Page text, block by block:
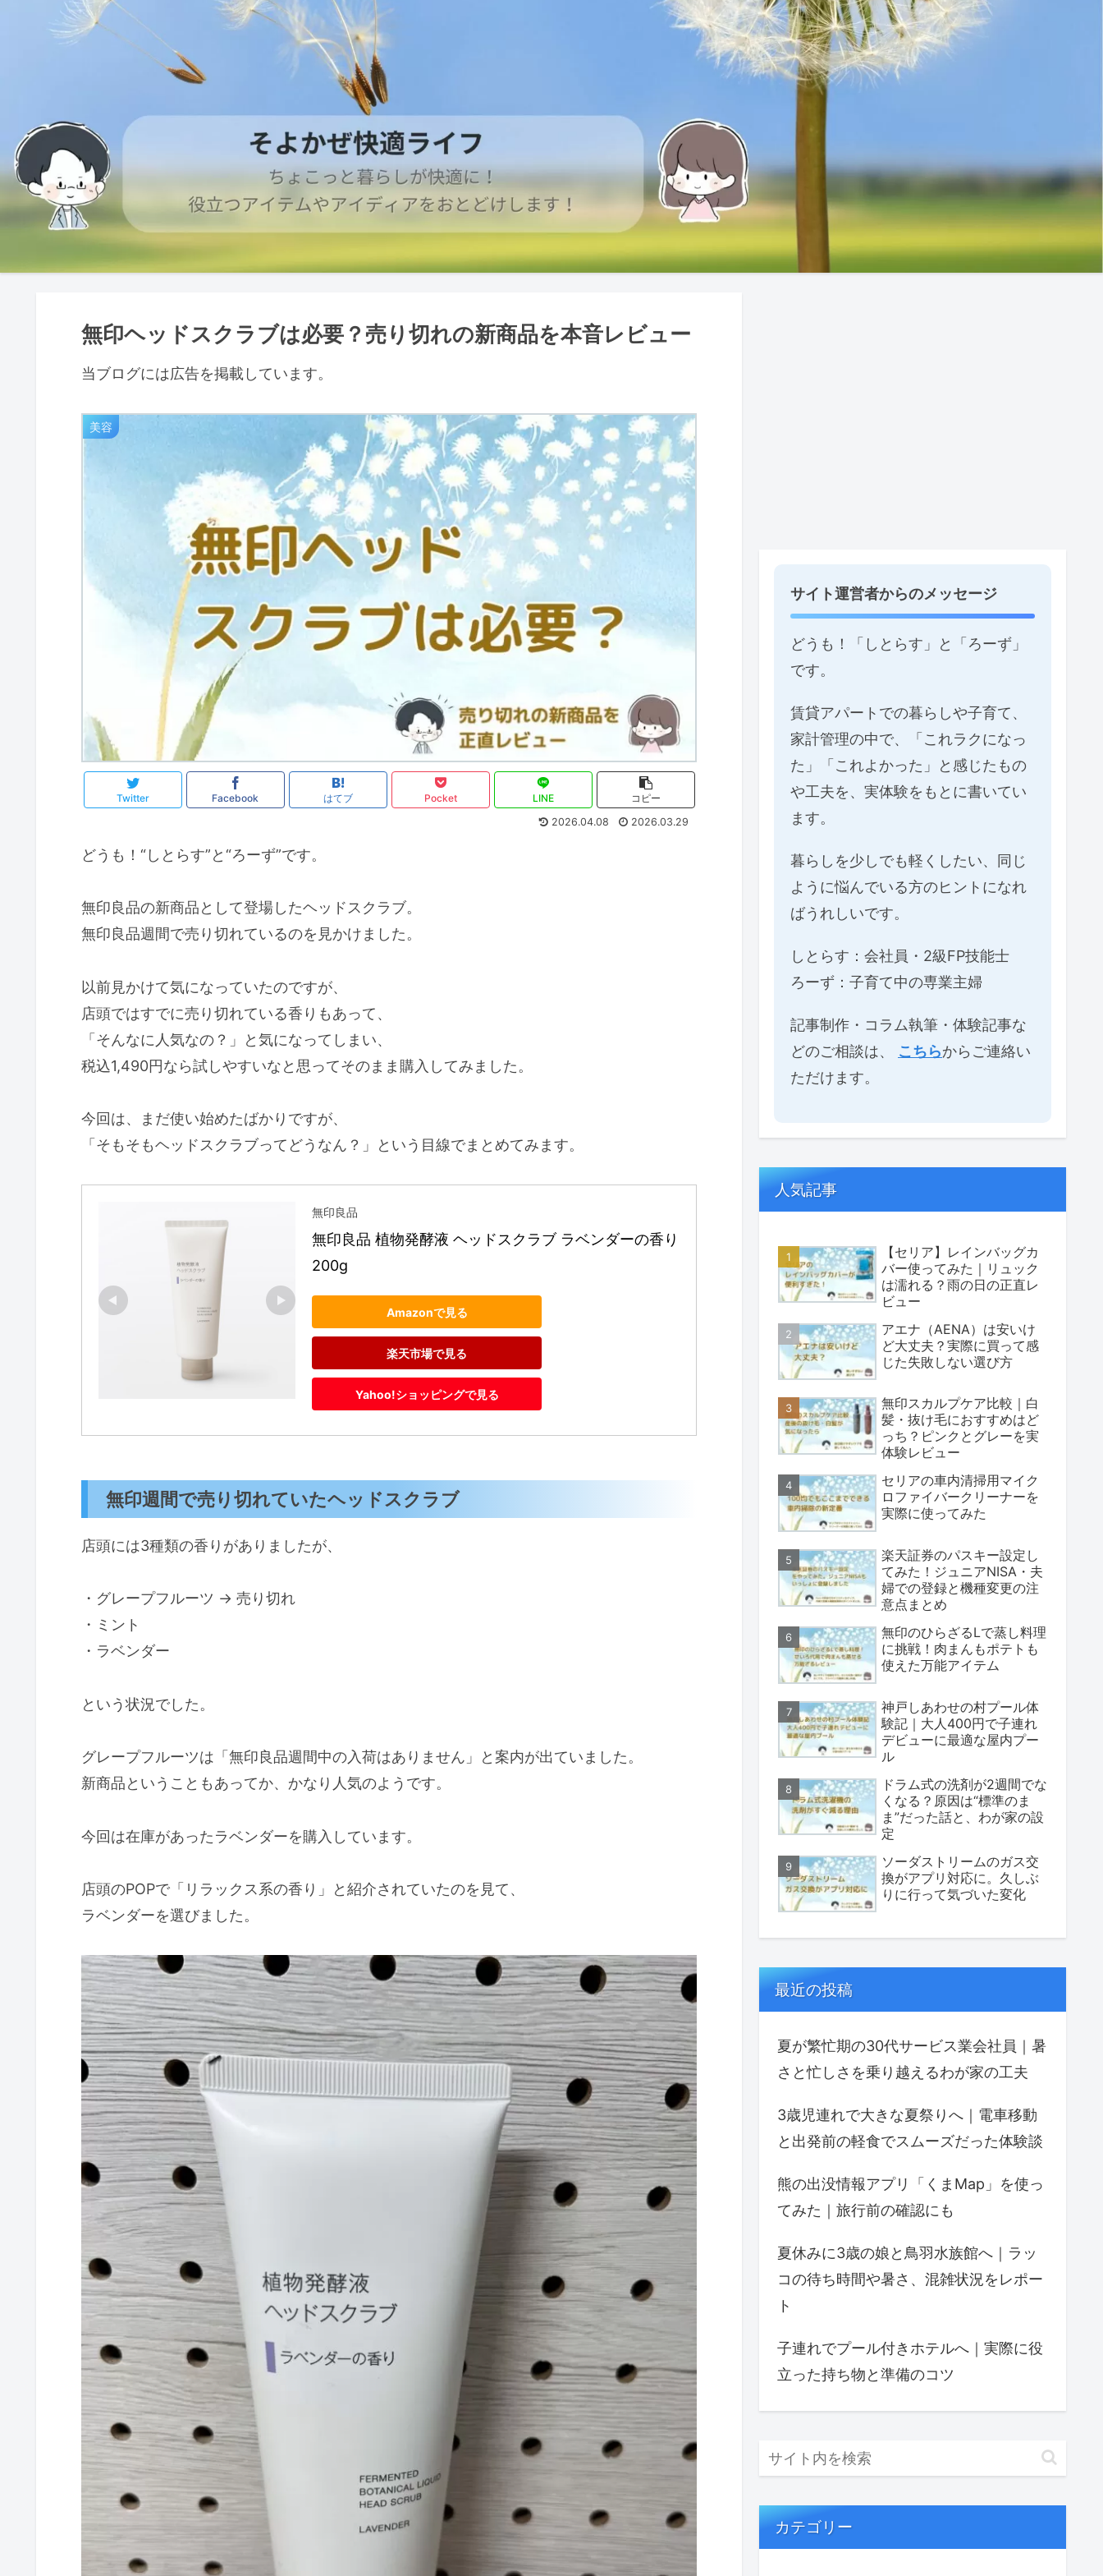
無印ヘッドスクラブは必要？売り切れの新商品を本音レビュー
当ブログには広告を掲載しています。
美容
Twitter Facebook はてブ Pocket LINE
コピー
2026.04.08
2026.03.29
どうも！“しとらす”と“ろーず”です。
無印良品の新商品として登場したヘッドスクラブ。
無印良品週間で売り切れているのを見かけました。
以前見かけて気になっていたのですが、
店頭ではすでに売り切れている香りもあって、
「そんなに人気なの？」と気になってしまい、
税込1,490円なら試しやすいなと思ってそのまま購入してみました。
今回は、まだ使い始めたばかりですが、
「そもそもヘッドスクラブってどうなん？」という目線でまとめてみます。
無印良品
無印良品 植物発酵液 ヘッドスクラブ ラベンダーの香り
200g
Amazonで見る
楽天市場で見る
Yahoo!ショッピングで見る
無印週間で売り切れていたヘッドスクラブ
店頭には3種類の香りがありましたが、
・グレープフルーツ → 売り切れ
・ミント
・ラベンダー
という状況でした。
グレープフルーツは「無印良品週間中の入荷はありません」と案内が出ていました。
新商品ということもあってか、かなり人気のようです。
今回は在庫があったラベンダーを購入しています。
店頭のPOPで「リラックス系の香り」と紹介されていたのを見て、
ラベンダーを選びました。
サイト運営者からのメッセージ
どうも！「しとらす」と「ろーず」
です。
賃貸アパートでの暮らしや子育て、
家計管理の中で、「これラクになっ
た」「これよかった」と感じたもの
や工夫を、実体験をもとに書いてい
ます。
暮らしを少しでも軽くしたい、同じ
ように悩んでいる方のヒントになれ
ばうれしいです。
しとらす：会社員・2級FP技能士
ろーず：子育て中の専業主婦
記事制作・コラム執筆・体験記事な
どのご相談は、 こちらからご連絡い
ただけます。
人気記事
【セリア】レインバッグカ
バー使ってみた｜リュック
は濡れる？雨の日の正直レ
ビュー
アエナ（AENA）は安いけ
ど大丈夫？実際に買って感
じた失敗しない選び方
無印スカルプケア比較｜白
髪・抜け毛におすすめはど
っち？ピンクとグレーを実
体験レビュー
セリアの車内清掃用マイク
ロファイバークリーナーを
実際に使ってみた
楽天証券のパスキー設定し
てみた！ジュニアNISA・夫
婦での登録と機種変更の注
意点まとめ
無印のひらざるLで蒸し料理
に挑戦！肉まんもポテトも
使えた万能アイテム
神戸しあわせの村プール体
験記｜大人400円で子連れ
デビューに最適な屋内プー
ル
ドラム式の洗剤が2週間でな
くなる？原因は“標準のま
ま”だった話と、わが家の設
定
ソーダストリームのガス交
換がアプリ対応に。久しぶ
りに行って気づいた変化
最近の投稿
夏が繁忙期の30代サービス業会社員｜暑
さと忙しさを乗り越えるわが家の工夫
3歳児連れで大きな夏祭りへ｜電車移動
と出発前の軽食でスムーズだった体験談
熊の出没情報アプリ「くまMap」を使っ
てみた｜旅行前の確認にも
夏休みに3歳の娘と鳥羽水族館へ｜ラッ
コの待ち時間や暑さ、混雑状況をレポー
ト
子連れでプール付きホテルへ｜実際に役
立った持ち物と準備のコツ
カテゴリー